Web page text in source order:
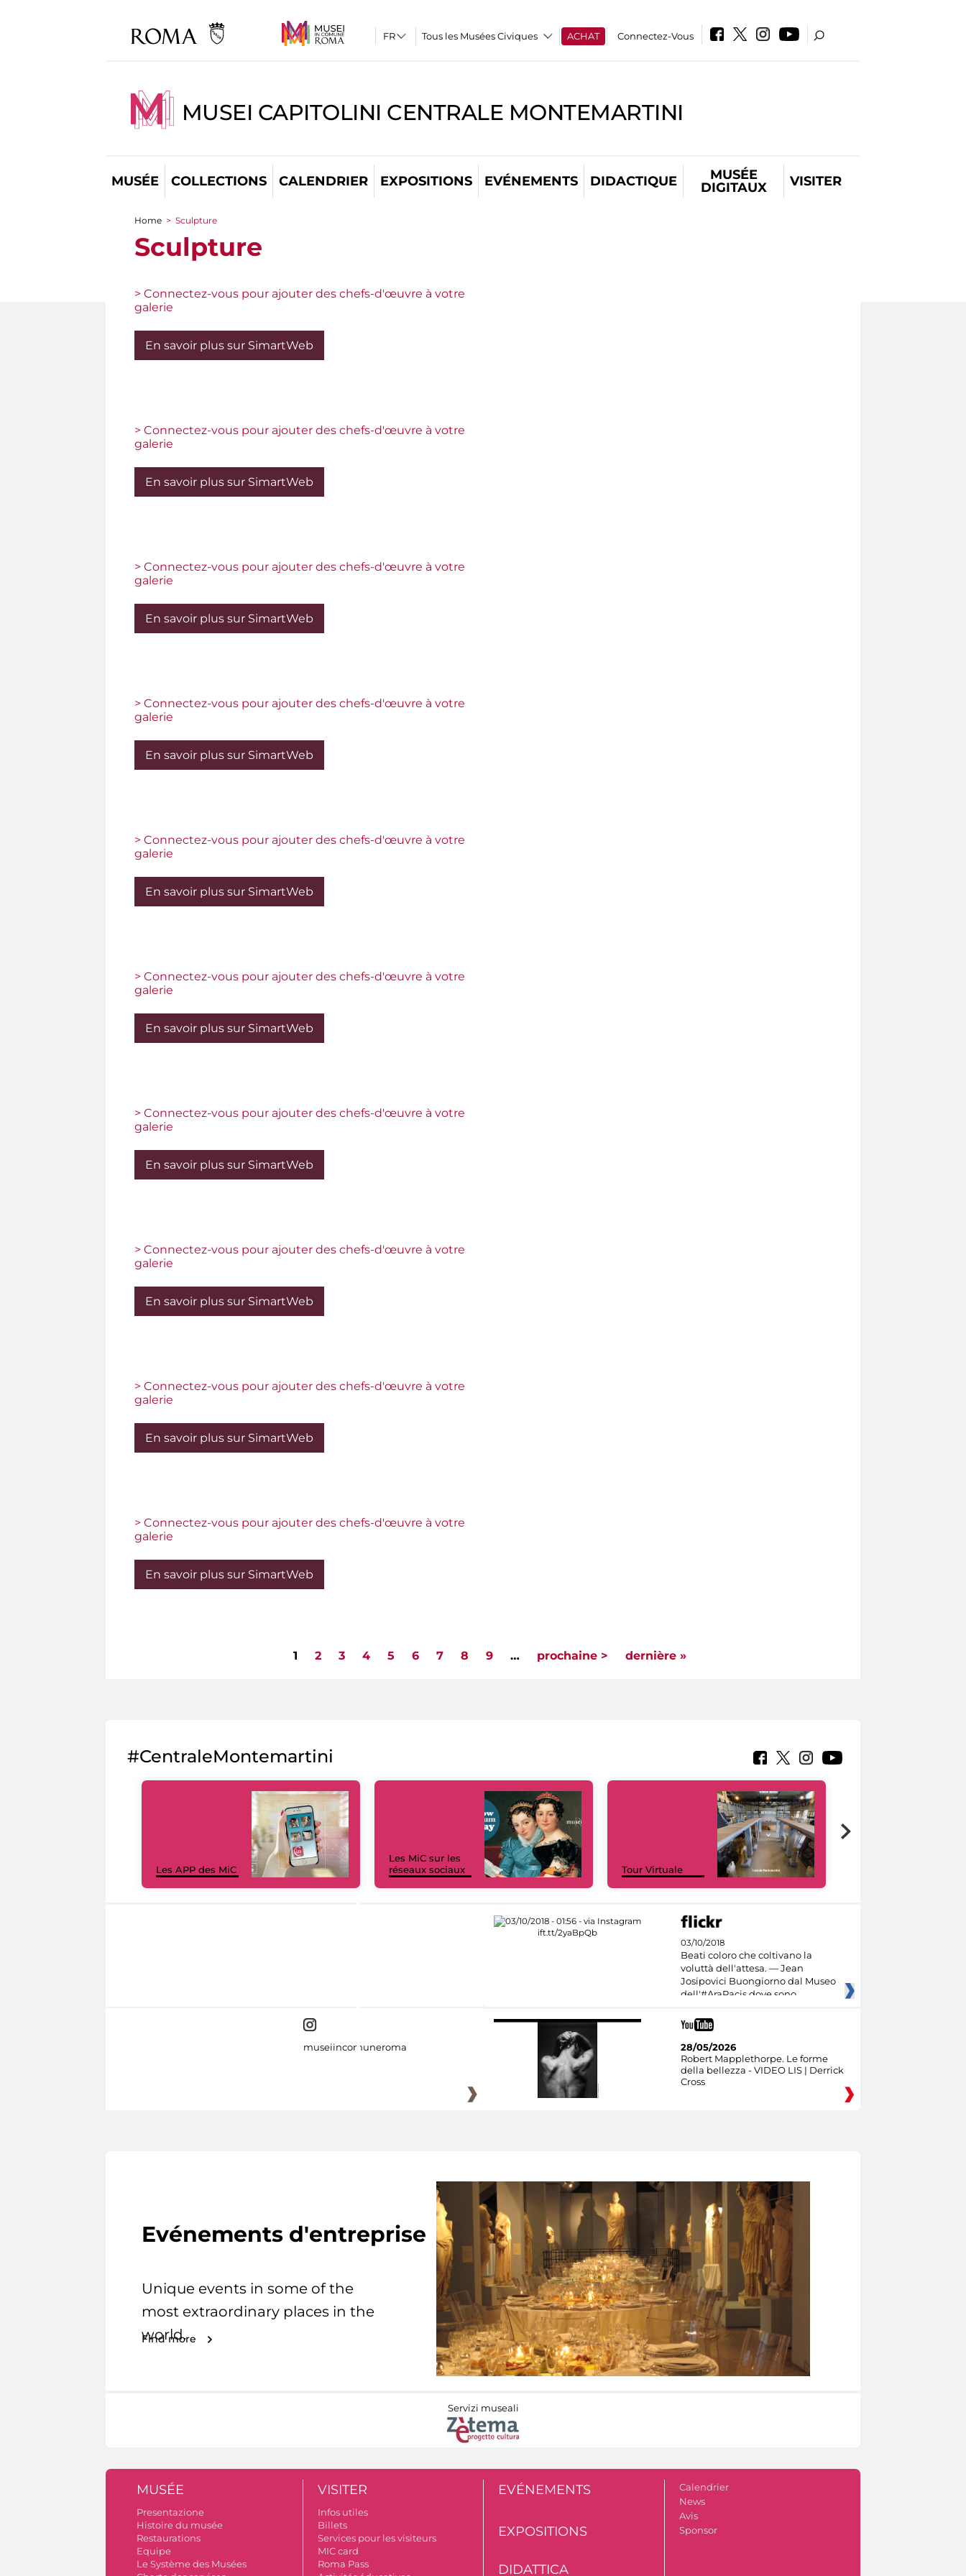
Tous les Musées Civiques ACHAT Connectez-Vous
MUSEI CAPITOLINI CENTRALE MONTEMARTINI
MUSÉE COLLECTIONS CALENDRIER EXPOSITIONS EVÉNEMENTS DIDACTIQUE
MUSÉE
DIGITAUX
VISITER
You are here
Home > Sculpture
Sculpture
> Connectez-vous pour ajouter des chefs-d'œuvre à votre
galerie
En savoir plus sur SimartWeb
> Connectez-vous pour ajouter des chefs-d'œuvre à votre
galerie
En savoir plus sur SimartWeb
> Connectez-vous pour ajouter des chefs-d'œuvre à votre
galerie
En savoir plus sur SimartWeb
> Connectez-vous pour ajouter des chefs-d'œuvre à votre
galerie
En savoir plus sur SimartWeb
> Connectez-vous pour ajouter des chefs-d'œuvre à votre
galerie
En savoir plus sur SimartWeb
> Connectez-vous pour ajouter des chefs-d'œuvre à votre
galerie
En savoir plus sur SimartWeb
> Connectez-vous pour ajouter des chefs-d'œuvre à votre
galerie
En savoir plus sur SimartWeb
> Connectez-vous pour ajouter des chefs-d'œuvre à votre
galerie
En savoir plus sur SimartWeb
> Connectez-vous pour ajouter des chefs-d'œuvre à votre
galerie
En savoir plus sur SimartWeb
> Connectez-vous pour ajouter des chefs-d'œuvre à votre
galerie
En savoir plus sur SimartWeb
1 2 3 4 5 6 7 8 9 … prochaine > dernière »
#CentraleMontemartini
Les APP des MiC
Les MiC sur les
réseaux sociaux
Tour Virtuale
03/10/2018
Beati coloro che coltivano la
voluttà dell'attesa. — Jean
Josipovici Buongiorno dal Museo
dell'#AraPacis dove sono
museiincomuneroma
28/05/2026
Robert Mapplethorpe. Le forme
della bellezza - VIDEO LIS | Derrick
Cross
Evénements d'entreprise
Unique events in some of the
most extraordinary places in the
world.
Find more
Servizi museali
MUSÉE
Presentazione
Histoire du musée
Restaurations
Equipe
Le Système des Musées
VISITER
Infos utiles
Billets
Services pour les visiteurs
MIC card
Roma Pass
EVÉNEMENTS
EXPOSITIONS
DIDATTICA
Calendrier
News
Avis
Sponsor